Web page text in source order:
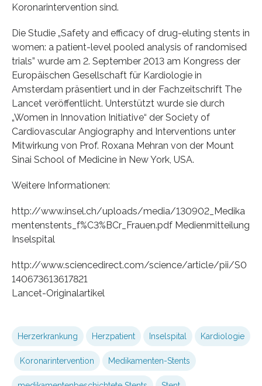
Koronarintervention sind.
Die Studie „Safety and efficacy of drug-eluting stents in
women: a patient-level pooled analysis of randomised
trials” wurde am 2. September 2013 am Kongress der
Europäischen Gesellschaft für Kardiologie in
Amsterdam präsentiert und in der Fachzeitschrift The
Lancet veröffentlicht. Unterstützt wurde sie durch
„Women in Innovation Initiative“ der Society of
Cardiovascular Angiography and Interventions unter
Mitwirkung von Prof. Roxana Mehran von der Mount
Sinai School of Medicine in New York, USA.
Weitere Informationen:
http://www.insel.ch/uploads/media/130902_Medika
mentenstents_f%C3%BCr_Frauen.pdf Medienmitteilung
Inselspital
http://www.sciencedirect.com/science/article/pii/S0
140673613617821
Lancet-Originalartikel
Herzerkrankung Herzpatient Inselspital Kardiologie
Koronarintervention Medikamenten-Stents